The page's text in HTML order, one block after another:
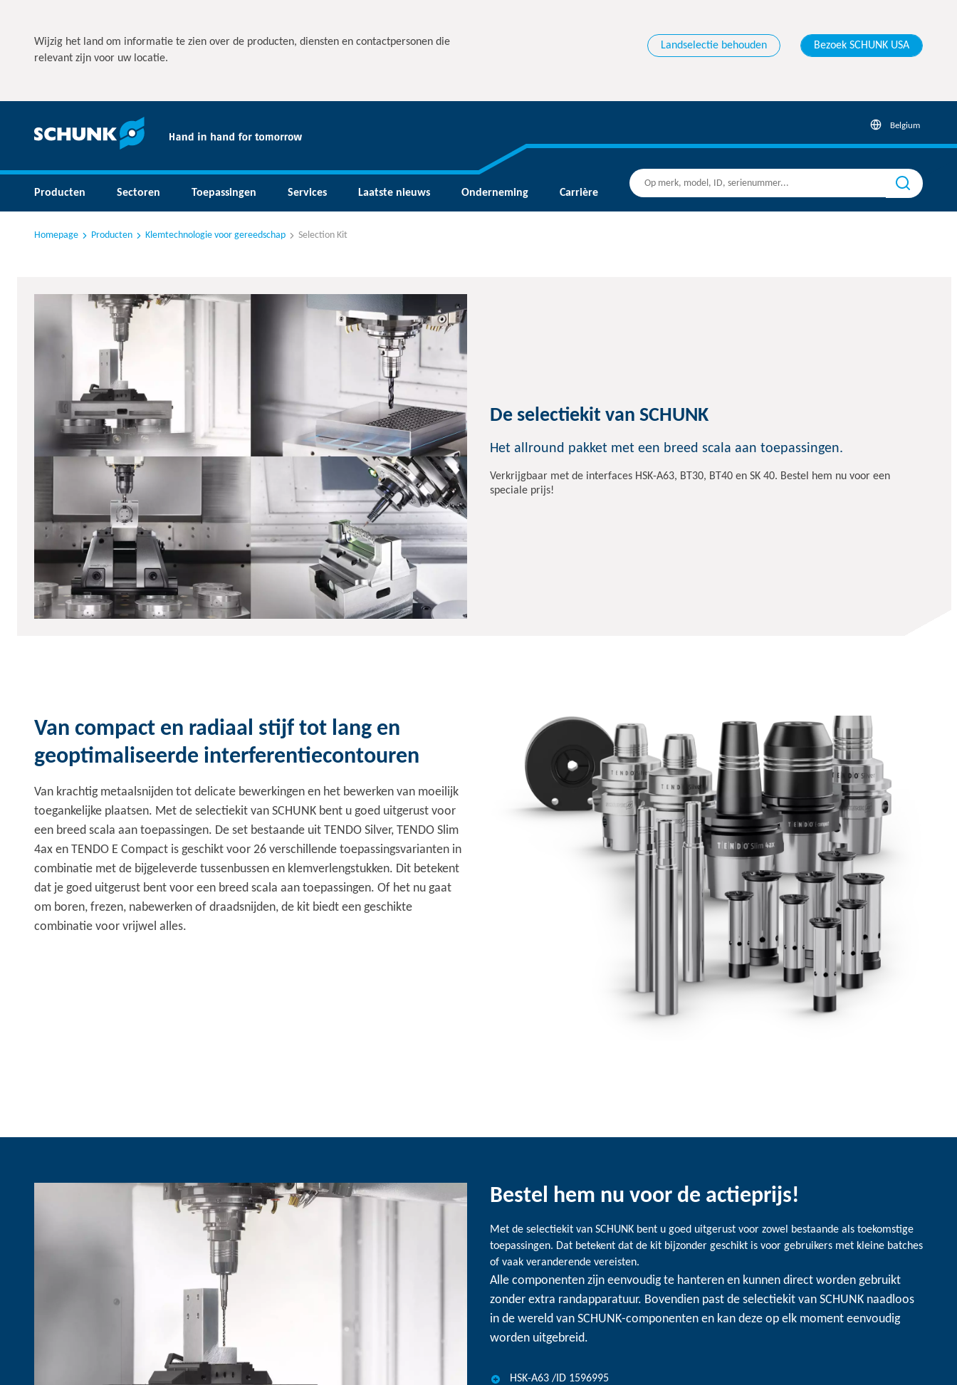
Wijzig het land om informatie te zien over de producten, diensten en contactpersonen die
relevant zijn voor uw locatie.
Landselectie behouden Bezoek SCHUNK USA
Belgium
Producten Sectoren Toepassingen Services Laatste nieuws Onderneming Carrière
Homepage Producten Klemtechnologie voor gereedschap Selection Kit
De selectiekit van SCHUNK
Het allround pakket met een breed scala aan toepassingen.
Verkrijgbaar met de interfaces HSK-A63, BT30, BT40 en SK 40. Bestel hem nu voor een
speciale prijs!
Van compact en radiaal stijf tot lang en
geoptimaliseerde interferentiecontouren
Van krachtig metaalsnijden tot delicate bewerkingen en het bewerken van moeilijk
toegankelijke plaatsen. Met de selectiekit van SCHUNK bent u goed uitgerust voor
een breed scala aan toepassingen. De set bestaande uit TENDO Silver, TENDO Slim
4ax en TENDO E Compact is geschikt voor 26 verschillende toepassingsvarianten in
combinatie met de bijgeleverde tussenbussen en klemverlengstukken. Dit betekent
dat je goed uitgerust bent voor een breed scala aan toepassingen. Of het nu gaat
om boren, frezen, nabewerken of draadsnijden, de kit biedt een geschikte
combinatie voor vrijwel alles.
Bestel hem nu voor de actieprijs!
Met de selectiekit van SCHUNK bent u goed uitgerust voor zowel bestaande als toekomstige
toepassingen. Dat betekent dat de kit bijzonder geschikt is voor gebruikers met kleine batches
of vaak veranderende vereisten.
Alle componenten zijn eenvoudig te hanteren en kunnen direct worden gebruikt
zonder extra randapparatuur. Bovendien past de selectiekit van SCHUNK naadloos
in de wereld van SCHUNK-componenten en kan deze op elk moment eenvoudig
worden uitgebreid.
HSK-A63 /ID 1596995